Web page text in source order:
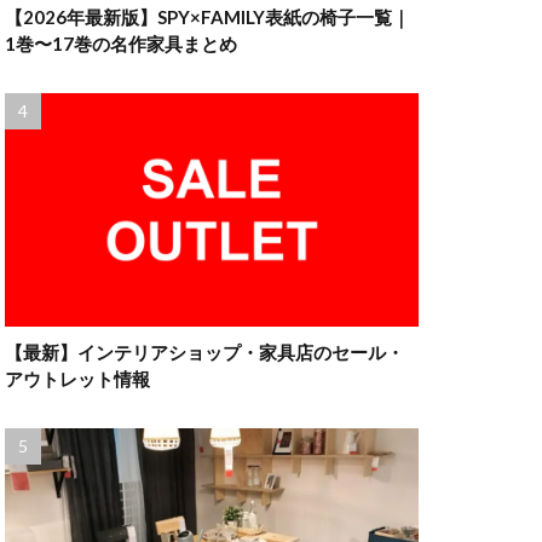
【2026年最新版】SPY×FAMILY表紙の椅子一覧｜
1巻〜17巻の名作家具まとめ
【最新】インテリアショップ・家具店のセール・
アウトレット情報